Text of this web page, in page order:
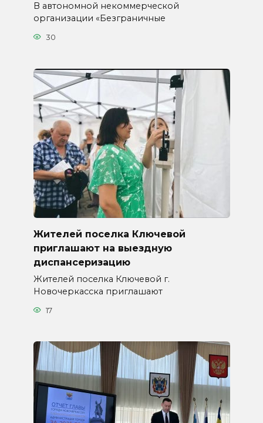
В автономной некоммерческой
организации «Безграничные
30
Жителей поселка Ключевой
приглашают на выездную
диспансеризацию
Жителей поселка Ключевой г.
Новочеркасска приглашают
17